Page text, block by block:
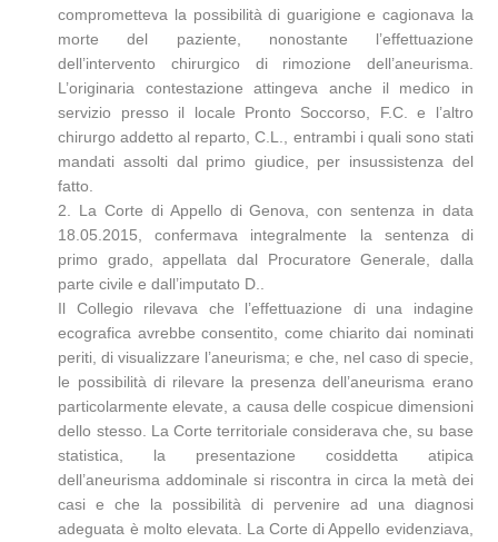
comprometteva la possibilità di guarigione e cagionava la
morte del paziente, nonostante l’effettuazione
dell’intervento chirurgico di rimozione dell’aneurisma.
L’originaria contestazione attingeva anche il medico in
servizio presso il locale Pronto Soccorso, F.C. e l’altro
chirurgo addetto al reparto, C.L., entrambi i quali sono stati
mandati assolti dal primo giudice, per insussistenza del
fatto.
2. La Corte di Appello di Genova, con sentenza in data
18.05.2015, confermava integralmente la sentenza di
primo grado, appellata dal Procuratore Generale, dalla
parte civile e dall’imputato D..
Il Collegio rilevava che l’effettuazione di una indagine
ecografica avrebbe consentito, come chiarito dai nominati
periti, di visualizzare l’aneurisma; e che, nel caso di specie,
le possibilità di rilevare la presenza dell’aneurisma erano
particolarmente elevate, a causa delle cospicue dimensioni
dello stesso. La Corte territoriale considerava che, su base
statistica, la presentazione cosiddetta atipica
dell’aneurisma addominale si riscontra in circa la metà dei
casi e che la possibilità di pervenire ad una diagnosi
adeguata è molto elevata. La Corte di Appello evidenziava,